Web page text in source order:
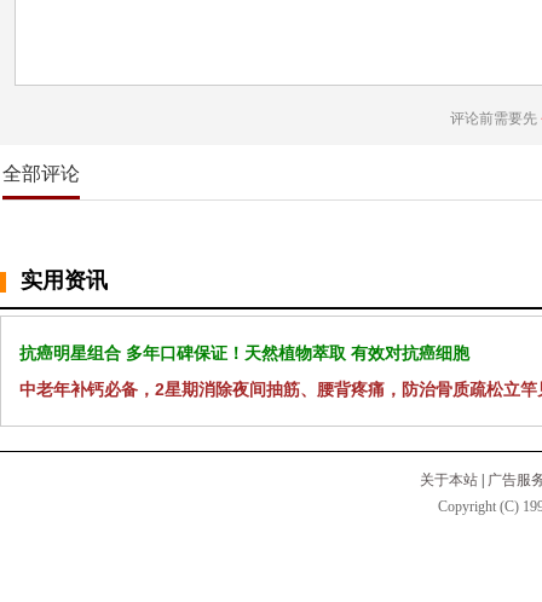
评论前需要先
全部评论
实用资讯
抗癌明星组合 多年口碑保证！天然植物萃取 有效对抗癌细胞
中老年补钙必备，2星期消除夜间抽筋、腰背疼痛，防治骨质疏松立竿
关于本站
广告服
Copyright (C)